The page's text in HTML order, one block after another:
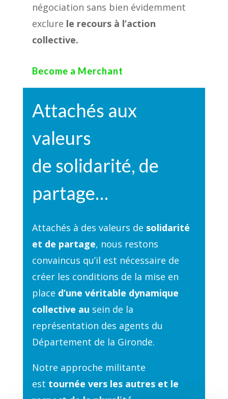
négociation sans bien évidemment
exclure le recours à l’action
collective.
Become a Merchant
Attachés aux
valeurs
de solidarité, de
partage…
Attachés à des valeurs de solidarité
et de partage, nous restons
convaincus qu’il est nécessaire de
créer les conditions de la mise en
place d’une véritable dynamique
collective au sein de la
représentation des agents du
Département de la Gironde.
Notre approche militante
est tournée vers les autres et le